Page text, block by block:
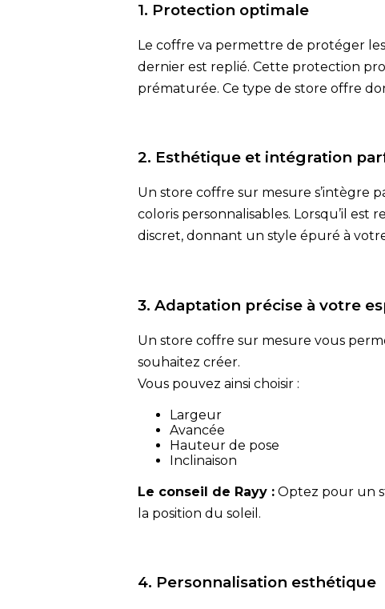
1. Protection optimale
Le coffre va permettre de protéger
dernier est replié. Cette protection
prématurée. Ce type de store offre
2. Esthétique et intégration
Un store coffre sur mesure s’intègre
coloris personnalisables. Lorsqu’il
discret, donnant un style épuré à
3. Adaptation précise à votre
Un store coffre sur mesure vous
souhaitez créer.
Vous pouvez ainsi choisir :
Largeur
Avancée
Hauteur de pose
Inclinaison
Le conseil de Rayy : Optez pour un
la position du soleil.
4. Personnalisation esthétique